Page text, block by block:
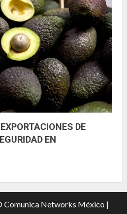
DE
EN
Comunica Networks México |